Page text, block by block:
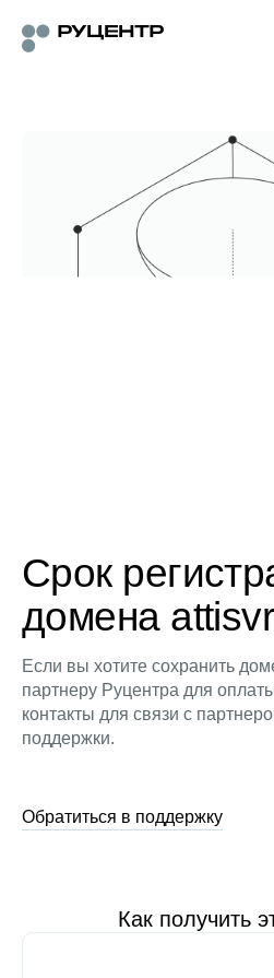
Срок
домена
Если вы хотите сохранить
партнеру Руцентра для
контакты для связи с
поддержки.
Обратиться в поддержку
Как получить